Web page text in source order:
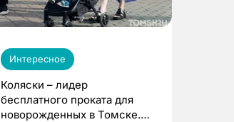
Интересное
Коляски – лидер
бесплатного проката для
новорожденных в Томске.